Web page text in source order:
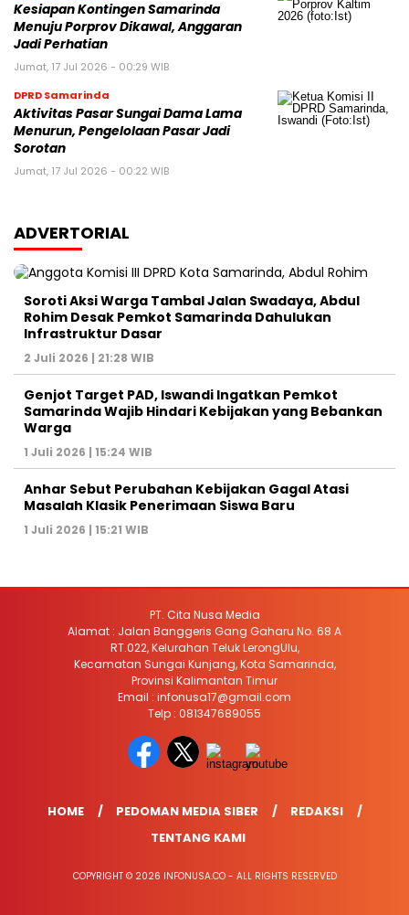
Kesiapan Kontingen Samarinda
Menuju Porprov Dikawal, Anggaran
Jadi Perhatian
Jumat, 17 Jul 2026 - 00:29 WIB
DPRD Samarinda
Aktivitas Pasar Sungai Dama Lama
Menurun, Pengelolaan Pasar Jadi
Sorotan
Jumat, 17 Jul 2026 - 00:22 WIB
ADVERTORIAL
Soroti Aksi Warga Tambal Jalan Swadaya, Abdul
Rohim Desak Pemkot Samarinda Dahulukan
Infrastruktur Dasar
2 Juli 2026 | 21:28 WIB
Genjot Target PAD, Iswandi Ingatkan Pemkot
Samarinda Wajib Hindari Kebijakan yang Bebankan
Warga
1 Juli 2026 | 15:24 WIB
Anhar Sebut Perubahan Kebijakan Gagal Atasi
Masalah Klasik Penerimaan Siswa Baru
1 Juli 2026 | 15:21 WIB
PT. Cita Nusa Media
Alamat : Jalan Banggeris Gang Gaharu No. 68 A
RT.022, Kelurahan Teluk LerongUlu,
Kecamatan Sungai Kunjang, Kota Samarinda,
Provinsi Kalimantan Timur
Email : infonusa17@gmail.com
Telp : 081347689055
HOME PEDOMAN MEDIA SIBER
REDAKSI
TENTANG KAMI
COPYRIGHT © 2026 INFONUSA.CO - ALL RIGHTS RESERVED